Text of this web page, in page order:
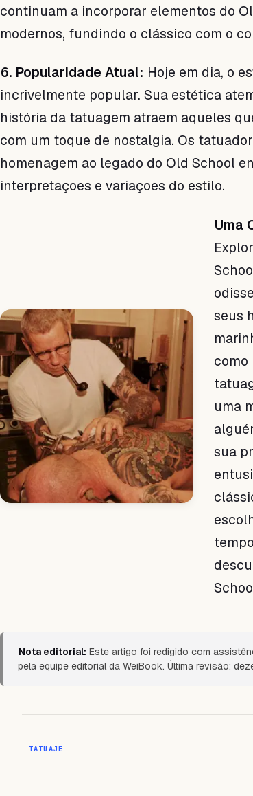
continuam a incorporar elementos do
modernos, fundindo o clássico com o
6. Popularidade Atual: Hoje em dia, o
incrivelmente popular. Sua estética
história da tatuagem atraem aqueles
com um toque de nostalgia. Os
homenagem ao legado do Old School
interpretações e variações do estilo.
Uma
seus
como
uma
sua
Nota editorial: Este artigo foi redigido com
pela equipe editorial da WeiBook. Última revisão:
TATUAJE